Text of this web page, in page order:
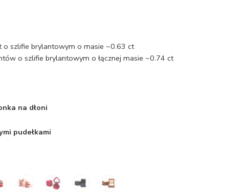
o szlifie brylantowym o masie ~0.63 ct
o szlifie brylantowym o łącznej masie ~0.74 ct
na dłoni
pudełkami